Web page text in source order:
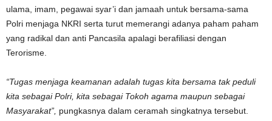
ulama, imam, pegawai syar’i dan jamaah untuk bersama-sama
Polri menjaga NKRI serta turut memerangi adanya paham paham
yang radikal dan anti Pancasila apalagi berafiliasi dengan
Terorisme.
“Tugas menjaga keamanan adalah tugas kita bersama tak peduli
kita sebagai Polri, kita sebagai Tokoh agama maupun sebagai
Masyarakat”, pungkasnya dalam ceramah singkatnya tersebut.